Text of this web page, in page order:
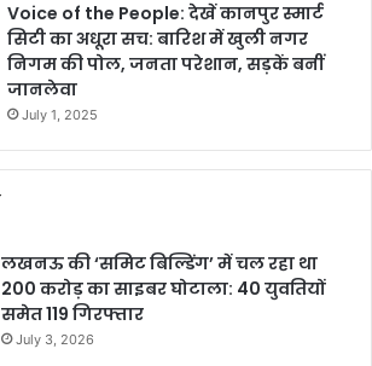
Voice of the People: देखें कानपुर स्मार्ट
सिटी का अधूरा सच: बारिश में खुली नगर
निगम की पोल, जनता परेशान, सड़कें बनीं
जानलेवा
July 1, 2025
लखनऊ की ‘समिट बिल्डिंग’ में चल रहा था
200 करोड़ का साइबर घोटाला: 40 युवतियों
समेत 119 गिरफ्तार
July 3, 2026